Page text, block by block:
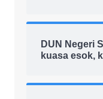
DUN Negeri
kuasa esok,